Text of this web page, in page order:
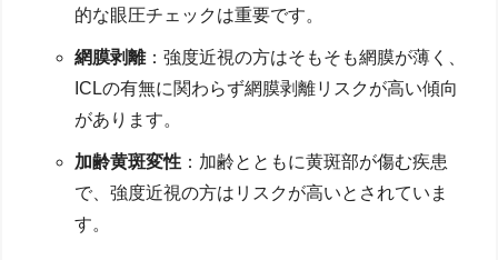
的な眼圧チェックは重要です。
網膜剥離：強度近視の方はそもそも網膜が薄く、
ICLの有無に関わらず網膜剥離リスクが高い傾向
があります。
加齢黄斑変性 ：加齢とともに黄斑部が傷む疾患
で、強度近視の方はリスクが高いとされていま
す。